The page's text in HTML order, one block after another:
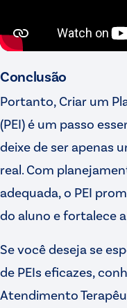
Conclusão
Portanto, Criar um
(PEI) é um passo
deixe de ser apenas
real. Com
adequada, o PEI
do aluno e fortalece
Se você deseja se
de PEIs eficazes,
Atendimento